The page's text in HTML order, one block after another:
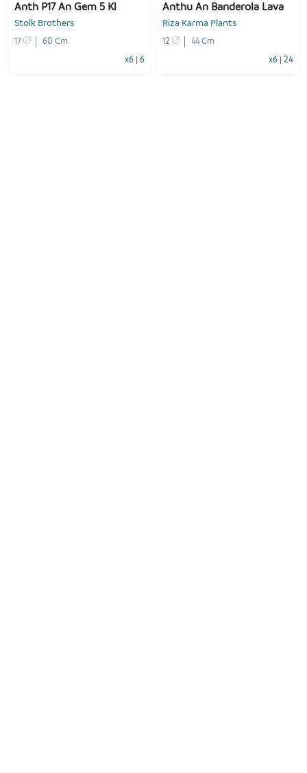
Anth P17 An Gem 5 Kl
Stolk Brothers
17 60 Cm
x6 6
Anthu An Banderola Lava
Riza Karma Plants
12 44 Cm
x6 24